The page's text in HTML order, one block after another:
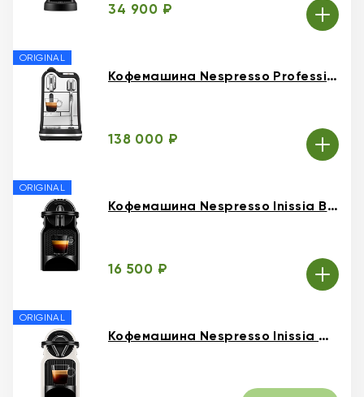
34 900 ₽
ORIGINAL
Кофемашина Nespresso Professional Creatista Pro Black
138 000 ₽
ORIGINAL
Кофемашина Nespresso Inissia Black
16 500 ₽
ORIGINAL
Кофемашина Nespresso Inissia White